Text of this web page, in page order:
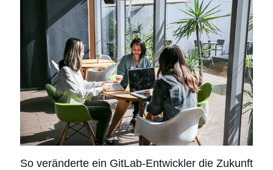
So veränderte ein GitLab-Entwickler die Zukunft